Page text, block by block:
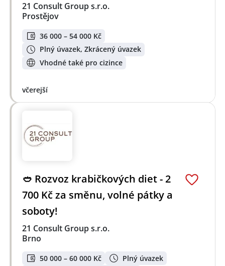
21 Consult Group s.r.o.
Prostějov
36 000 – 54 000 Kč
Plný úvazek, Zkrácený úvazek
Vhodné také pro cizince
včerejší
🥙 Rozvoz krabičkových diet - 2
700 Kč za směnu, volné pátky a
soboty!
21 Consult Group s.r.o.
Brno
50 000 – 60 000 Kč
Plný úvazek